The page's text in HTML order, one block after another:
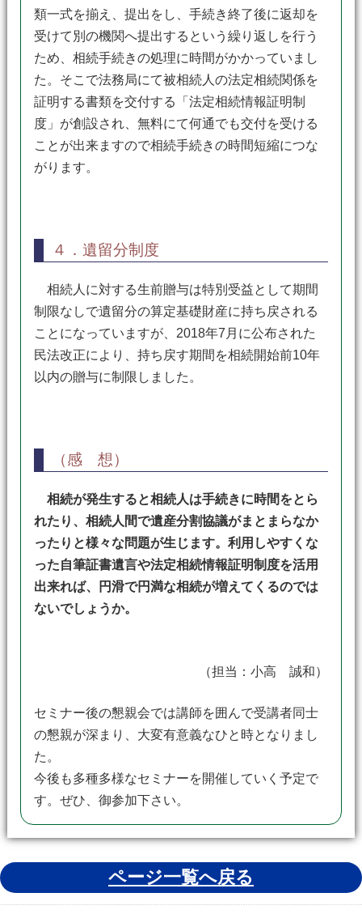
類一式を揃え、提出をし、手続き終了後に返却を
受けて別の機関へ提出するという繰り返しを行う
ため、相続手続きの処理に時間がかかっていまし
た。そこで法務局にて被相続人の法定相続関係を
証明する書類を交付する「法定相続情報証明制
度」が創設され、無料にて何通でも交付を受ける
ことが出来ますので相続手続きの時間短縮につな
がります。
４．遺留分制度
相続人に対する生前贈与は特別受益として期間
制限なしで遺留分の算定基礎財産に持ち戻される
ことになっていますが、2018年7月に公布された
民法改正により、持ち戻す期間を相続開始前10年
以内の贈与に制限しました。
（感 想）
相続が発生すると相続人は手続きに時間をとら
れたり、相続人間で遺産分割協議がまとまらなか
ったりと様々な問題が生じます。利用しやすくな
った自筆証書遺言や法定相続情報証明制度を活用
出来れば、円滑で円満な相続が増えてくるのでは
ないでしょうか。
（担当：小高 誠和）
セミナー後の懇親会では講師を囲んで受講者同士
の懇親が深まり、大変有意義なひと時となりまし
た。
今後も多種多様なセミナーを開催していく予定で
す。ぜひ、御参加下さい。
ページ一覧へ戻る